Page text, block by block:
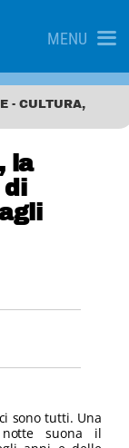
MENU
- CULTURA,
la
di
sono tutti. Una
suona il